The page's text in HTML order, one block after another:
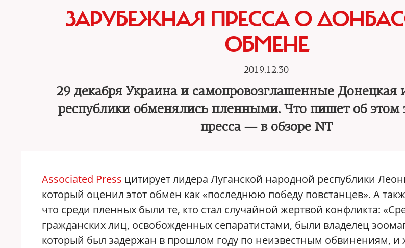
ЗАРУБЕЖНАЯ ПРЕССА О
ОБМЕНЕ
2019.12.30
29 декабря Украина и самопровозглашенные Донецкая
республики обменялись пленными. Что пишет об этом
пресса — в обзоре NT
Associated Press цитирует лидера Луганской народной республики
который оценил этот обмен как «последнюю победу повстанцев». А
что среди пленных были те, кто стал случайной жертвой конфликта:
гражданских лиц, освобожденных сепаратистами, были владелец
который был задержан в прошлом году по неизвестным обвинениям,